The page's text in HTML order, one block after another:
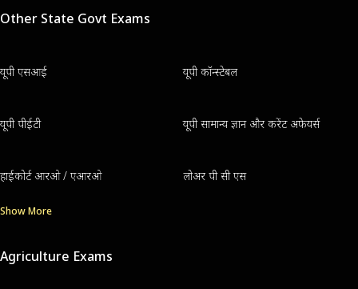
Other State Govt Exams
यूपी एसआई यूपी कॉन्स्टेबल
यूपी पीईटी यूपी सामान्य ज्ञान और करेंट अफेयर्स
हाईकोर्ट आरओ / एआरओ लोअर पी सी एस
Show More
Agriculture Exams